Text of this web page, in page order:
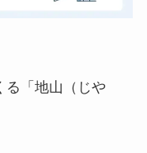
る「地山（じや